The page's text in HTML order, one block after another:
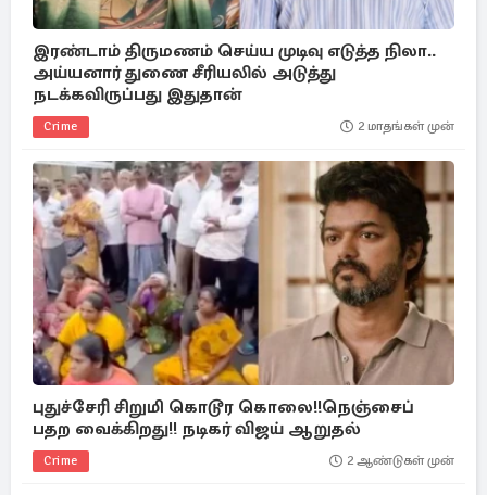
இரண்டாம் திருமணம் செய்ய முடிவு எடுத்த நிலா..
அய்யனார் துணை சீரியலில் அடுத்து
நடக்கவிருப்பது இதுதான்
Crime 2 மாதங்கள் முன்
புதுச்சேரி சிறுமி கொடூர கொலை!!நெஞ்சைப்
பதற வைக்கிறது!! நடிகர் விஜய் ஆறுதல்
Crime 2 ஆண்டுகள் முன்